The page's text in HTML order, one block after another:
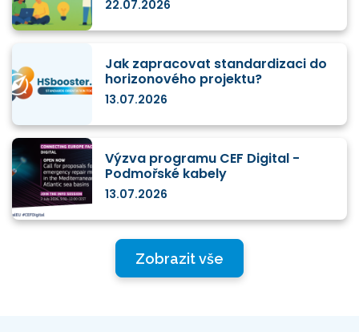
22.07.2026
Jak zapracovat standardizaci do
horizonového projektu?
13.07.2026
Výzva programu CEF Digital -
Podmořské kabely
13.07.2026
Zobrazit vše